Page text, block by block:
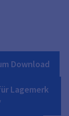
Download
Lagemerk